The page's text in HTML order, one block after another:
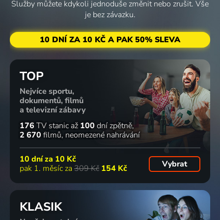
%
Adventures
with
Superman
%
Mezihvězdná
Ella
2022-2023 | Kanada, Belgie | Animovaný
%
Lu a Parta
uličníků
%
Friends:
Nová
kapitola -
začátky
2023 | USA | Animovaný, Rodinný
68
Oh My
God, Yes!
of
Extremely
Relatable
Circumstances
Vesmírný
tábor
65%
33 dílů
Jellystone!
2022-2024 | USA | Animovaný, Dobrodružný, Komedie, Rodinný
65%
18 dílů
Jessica's
Big Little
World
64%
60 dílů
Dreamzzz:
Zkoušky
63 %
20 dílů
pro
57%
Home Fab
57%
Batwheels
Služby můžete kdykoli jednoduše změnit nebo zrušit. Vše
je bez závazku.
10 DNÍ ZA 10 KČ A PAK 50% SLEVA
TOP
Nejvíce sportu,
dokumentů, filmů
a televizní zábavy
176 TV stanic až 100 dní zpětně
2 670 filmů neomezené nahrávání
10 dní za 10 Kč
pak 1. měsíc za 309 Kč 154 Kč Vybrat
KLASIK